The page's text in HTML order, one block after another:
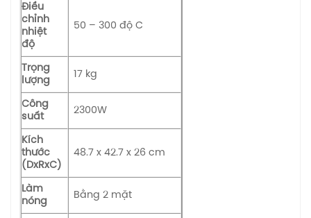
Điều
chỉnh
nhiệt
độ
50 – 300 độ C
Trọng
lượng
17 kg
Công
suất
2300W
Kích
thước
(DxRxC)
48.7 x 42.7 x 26 cm
Làm
nóng
Bằng 2 mặt